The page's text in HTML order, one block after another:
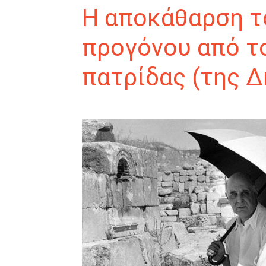
Η αποκάθαρση
προγόνου από
πατρίδας (της